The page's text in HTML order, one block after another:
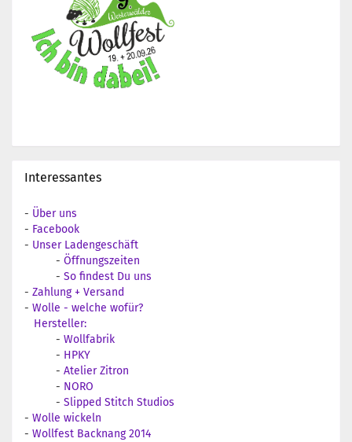
Interessantes
- Über uns
- Facebook
- Unser Ladengeschäft
- Öffnungszeiten
- So findest Du uns
- Zahlung + Versand
- Wolle - welche wofür?
Hersteller:
- Wollfabrik
- HPKY
- Atelier Zitron
- NORO
- Slipped Stitch Studios
- Wolle wickeln
- Wollfest Backnang 2014